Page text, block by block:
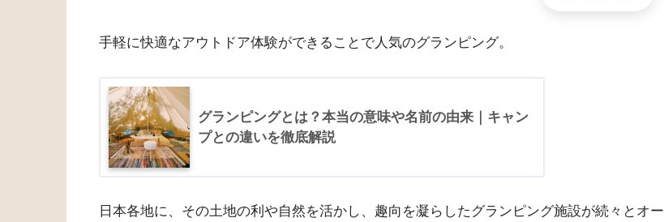
手軽に快適なアウトドア体験ができることで人気のグランピング。
グランピングとは？本当の意味や名前の由来｜キャン
プとの違いを徹底解説
日本各地に、その土地の利や自然を活かし、趣向を凝らしたグランピング施設が続々とオー